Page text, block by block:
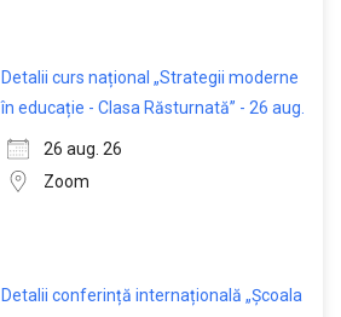
Detalii curs național „Strategii moderne
în educație - Clasa Răsturnată” - 26 aug.
26 aug. 26
Zoom
Detalii conferință internațională „Școala